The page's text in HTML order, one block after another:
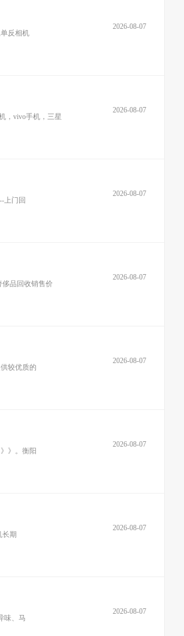
2026-08-07
反相机
2026-08-07
，vivo手机，三星
2026-08-07
上门回
2026-08-07
品回收销售价
2026-08-07
较优质的
2026-08-07
》。衡阳
2026-08-07
期
2026-08-07
味、马